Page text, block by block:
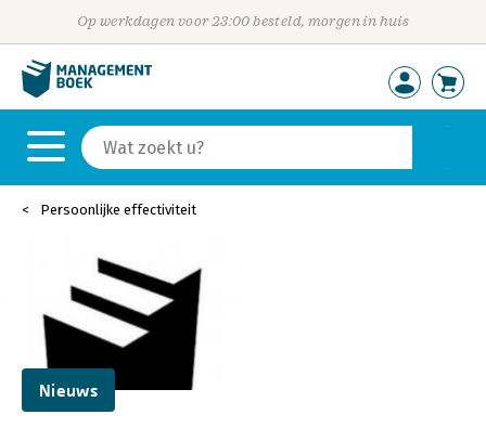
Op werkdagen voor 23:00 besteld, morgen in huis
Persoonlijke effectiviteit
Nieuws